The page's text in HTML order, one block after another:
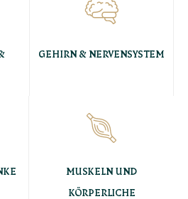
GEHIRN & NERVENSYSTEM
MUSKELN UND
KÖRPERLICHE